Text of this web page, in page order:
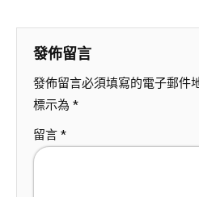
發佈留言
發佈留言必須填寫的電子郵件
標示為 *
留言 *